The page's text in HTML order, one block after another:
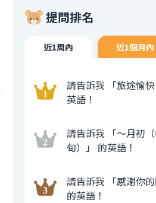
提問排名
近1周內 近1個月內
請告訴我 「旅途愉
英語！
請告訴我 「〜月初
旬）」 的英語！
請告訴我 「感謝你的
的英語！